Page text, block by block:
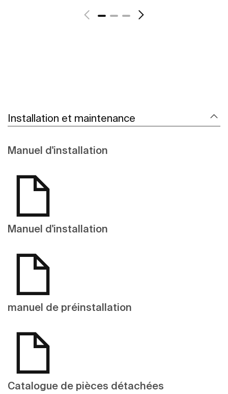
Installation et maintenance
Manuel d'installation
Manuel d'installation
manuel de préinstallation
Catalogue de pièces détachées